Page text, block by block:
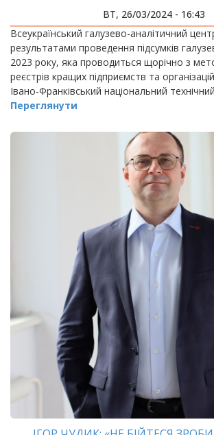
ВТ, 26/03/2024 - 16:43
Всеукраїнський галузево-аналітичний
результатами проведення підсумків
2023 року, яка проводиться щорічно з
реєстрів кращих підприємств та
Івано-Франківський національний
Переглянути